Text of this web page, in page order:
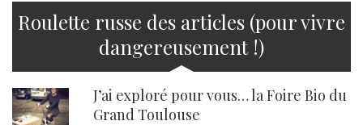
Roulette russe des articles (pour vivre
dangereusement !)
J’ai exploré pour vous… la Foire Bio du
Grand Toulouse